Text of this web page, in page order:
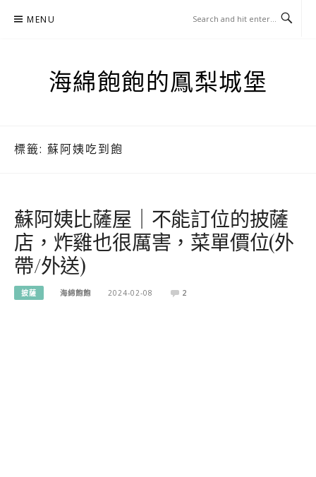
MENU
海綿飽飽的鳳梨城堡
標籤: 蘇阿姨吃到飽
蘇阿姨比薩屋｜不能訂位的披薩
店，炸雞也很厲害，菜單價位(外
帶/外送)
披薩 海綿飽飽 2024-02-08 2